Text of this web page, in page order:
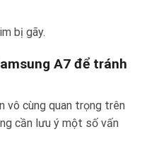
bị gãy.
A7 để tránh
vô cùng quan trọng trên
cần lưu ý một số vấn